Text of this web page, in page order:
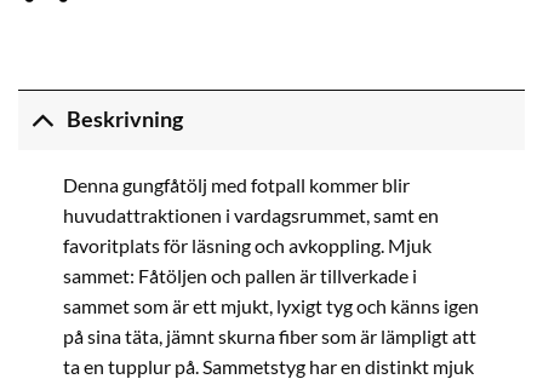
Beskrivning
Denna gungfåtölj med fotpall kommer blir
huvudattraktionen i vardagsrummet, samt en
favoritplats för läsning och avkoppling. Mjuk
sammet: Fåtöljen och pallen är tillverkade i
sammet som är ett mjukt, lyxigt tyg och känns igen
på sina täta, jämnt skurna fiber som är lämpligt att
ta en tupplur på. Sammetstyg har en distinkt mjuk